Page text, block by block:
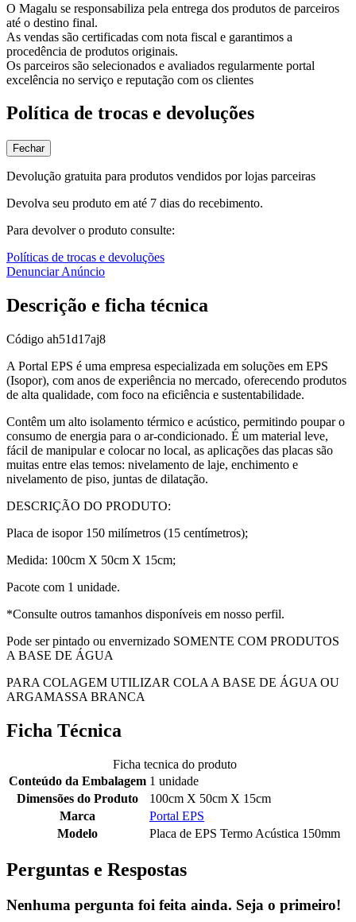
O Magalu se responsabiliza pela entrega dos produtos de parceiros
até o destino final.
As vendas são certificadas com nota fiscal e garantimos a
procedência de produtos originais.
Os parceiros são selecionados e avaliados regularmente portal
excelência no serviço e reputação com os clientes
Política de trocas e devoluções
Fechar
Devolução gratuita para produtos vendidos por lojas parceiras
Devolva seu produto em até 7 dias do recebimento.
Para devolver o produto consulte:
Políticas de trocas e devoluções
Denunciar Anúncio
Descrição e ficha técnica
Código ah51d17aj8
A Portal EPS é uma empresa especializada em soluções em EPS
(Isopor), com anos de experiência no mercado, oferecendo produtos
de alta qualidade, com foco na eficiência e sustentabilidade.
Contêm um alto isolamento térmico e acústico, permitindo poupar o
consumo de energia para o ar-condicionado. É um material leve,
fácil de manipular e colocar no local, as aplicações das placas são
muitas entre elas temos: nivelamento de laje, enchimento e
nivelamento de piso, juntas de dilatação.
DESCRIÇÃO DO PRODUTO:
Placa de isopor 150 milímetros (15 centímetros);
Medida: 100cm X 50cm X 15cm;
Pacote com 1 unidade.
*Consulte outros tamanhos disponíveis em nosso perfil.
Pode ser pintado ou envernizado SOMENTE COM PRODUTOS
A BASE DE ÁGUA
PARA COLAGEM UTILIZAR COLA A BASE DE ÁGUA OU
ARGAMASSA BRANCA
Ficha Técnica
Ficha tecnica do produto
Conteúdo da Embalagem 1 unidade
Dimensões do Produto
100cm X 50cm X 15cm
Marca
Portal EPS
Modelo
Placa de EPS Termo Acústica 150mm
Perguntas e Respostas
Nenhuma pergunta foi feita ainda. Seja o primeiro!